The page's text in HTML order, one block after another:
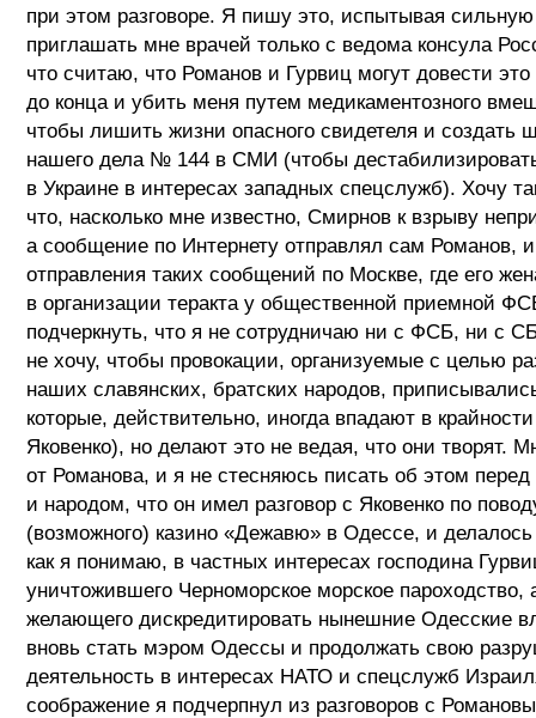
при этом разговоре. Я пишу это, испытывая
приглашать мне врачей только с ведома консула
что считаю, что Романов и Гурвиц могут довести это
до конца и убить меня путем медикаментозного
чтобы лишить жизни опасного свидетеля и создать
нашего дела № 144 в СМИ (чтобы
в Украине в интересах западных спецслужб). Хочу
что, насколько мне известно, Смирнов к взрыву
а сообщение по Интернету отправлял сам Романов,
отправления таких сообщений по Москве, где его
в организации теракта у общественной приемной
подчеркнуть, что я не сотрудничаю ни с ФСБ, ни с
не хочу, чтобы провокации, организуемые с целью
наших славянских, братских народов,
которые, действительно, иногда впадают в
Яковенко), но делают это не ведая, что они творят.
от Романова, и я не стесняюсь писать об этом
и народом, что он имел разговор с Яковенко по
(возможного) казино «Дежавю» в Одессе, и делалось
как я понимаю, в частных интересах господина
уничтожившего Черноморское морское пароходство,
желающего дискредитировать нынешние Одесские
вновь стать мэром Одессы и продолжать свою
деятельность в интересах НАТО и спецслужб
соображение я подчерпнул из разговоров с